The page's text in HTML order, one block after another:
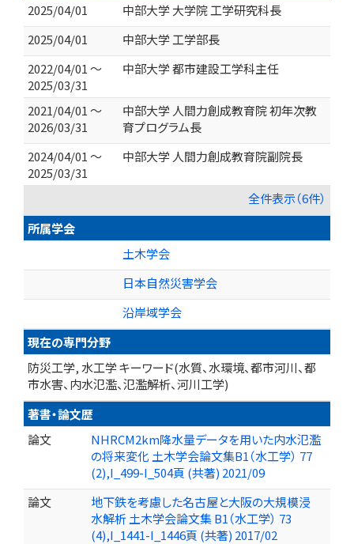
2025/04/01
中部大学 大学院 工学研究科長
2025/04/01
中部大学 工学部長
2022/04/01 ～
2025/03/31
中部大学 都市建設工学科主任
2021/04/01 ～
2026/03/31
中部大学 人間力創成教育院 初年次教
育プログラム長
2024/04/01 ～
2025/03/31
中部大学 人間力創成教育院副院長
全件表示（6件）
所属学会
土木学会
日本自然災害学会
沿岸域学会
現在の専門分野
防災工学, 水工学 キーワード(水質、水環境、都市河川、都
市水害、内水氾濫、氾濫解析、河川工学)
著書・論文歴
論文
NHRCM2km降水量データを用いた内水氾濫
の将来変化 土木学会論文集B1（水工学） 77
(2),I_499-I_504頁 (共著) 2021/09
論文
地下鉄を考慮した名古屋と大阪の大規模浸
水解析 土木学会論文集 B1（水工学） 73
(4),I_1441-I_1446頁 (共著) 2017/02